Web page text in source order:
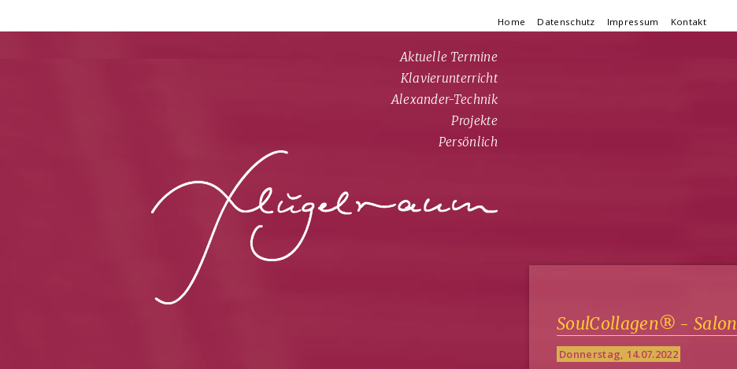
Navigation
überspringen
Home Datenschutz Impressum Kontakt
Aktuelle Termine
Klavierunterricht
Alexander-Technik
Projekte
Persönlich
SoulCollagen® - Salon
Donnerstag, 14.07.2022